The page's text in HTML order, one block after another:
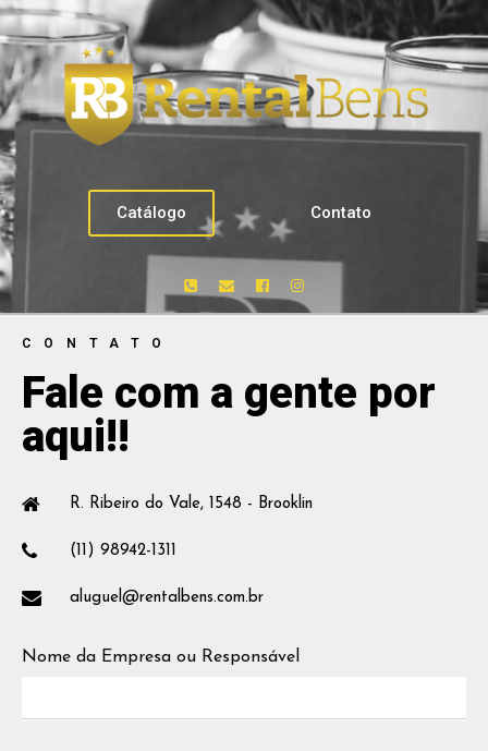
Catálogo Contato
CONTATO
Fale com a gente por
aqui!!
R. Ribeiro do Vale, 1548 - Brooklin
(11) 98942-1311
aluguel@rentalbens.com.br
Nome da Empresa ou Responsável